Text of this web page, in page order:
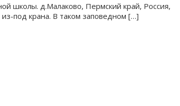
школы. д.Малаково, Пермский край, Россия,
под крана. В таком заповедном […]